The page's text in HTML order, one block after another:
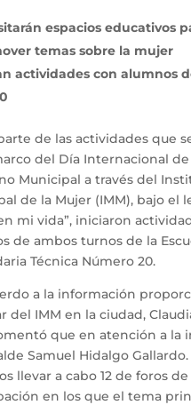
espacios educativos
temas sobre la mujer
actividades con alumnos
de las actividades que
del Día Internacional de
Municipal a través del
de la Mujer (IMM), bajo el
mi vida”, iniciaron
de ambos turnos de la
Técnica Número 20.
a la información
del IMM en la ciudad,
que en atención a la
Samuel Hidalgo
llevar a cabo 12 de foros de
en los que el tema